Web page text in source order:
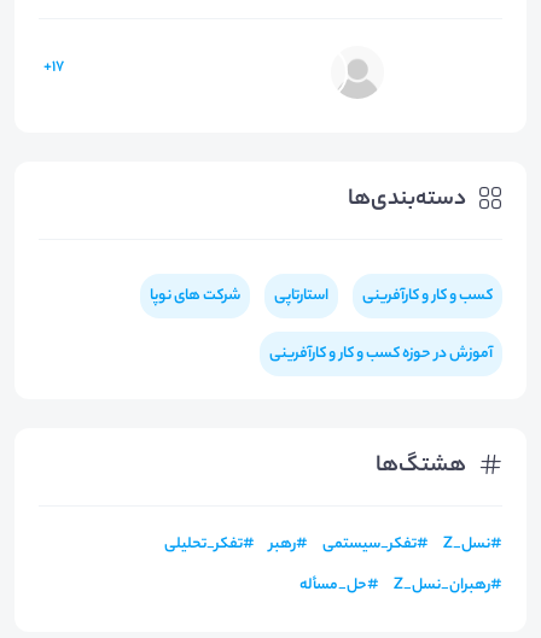
17+
دسته‌بندی‌ها
کسب و کار و کارآفرینی استارتاپی شرکت های نوپا
آموزش در حوزه کسب و کار و کارآفرینی
هشتگ‌ها
#نسل_Z #تفکر_سیستمی #رهبر #تفکر_تحلیلی
#رهبران_نسل_Z #حل_مسأله